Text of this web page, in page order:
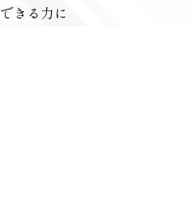
きる力に